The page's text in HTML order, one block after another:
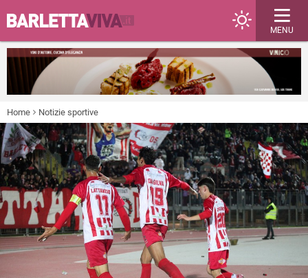
MENU
Home Notizie sportive